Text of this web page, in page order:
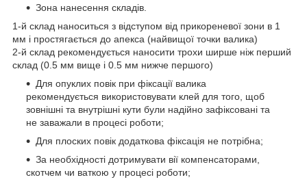
Зона нанесення складів.
1-й склад наноситься з відступом від прикореневої зони в 1
мм і простягається до апекса (найвищої точки валика)
2-й склад рекомендується наносити трохи ширше ніж перший
склад (0.5 мм вище і 0.5 мм нижче першого)
Для опуклих повік при фіксації валика
рекомендується використовувати клей для того, щоб
зовнішні та внутрішні кути були надійно зафіксовані та
не заважали в процесі роботи;
Для плоских повік додаткова фіксація не потрібна;
За необхідності дотримувати вії компенсаторами,
скотчем чи ваткою у процесі роботи;